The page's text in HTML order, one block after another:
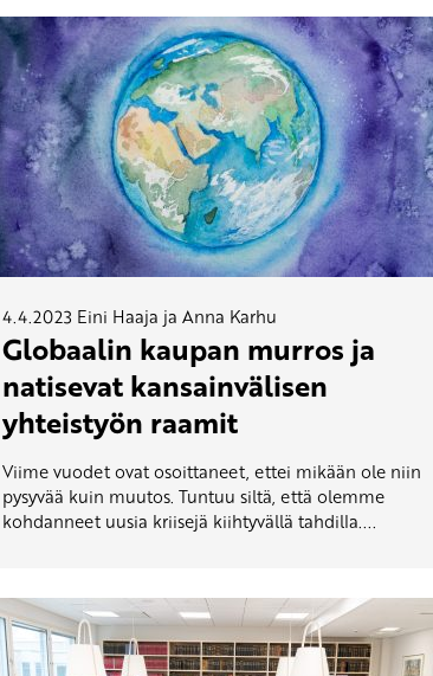
4.4.2023 Eini Haaja ja Anna Karhu
Globaalin kaupan murros ja
natisevat kansainvälisen
yhteistyön raamit
Viime vuodet ovat osoittaneet, ettei mikään ole niin
pysyvää kuin muutos. Tuntuu siltä, että olemme
kohdanneet uusia kriisejä kiihtyvällä tahdilla....